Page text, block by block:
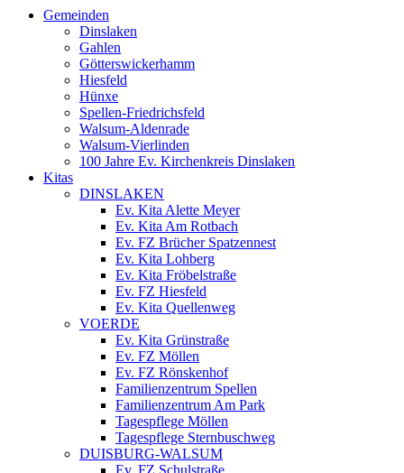
Gemeinden
Dinslaken
Gahlen
Götterswickerhamm
Hiesfeld
Hünxe
Spellen-Friedrichsfeld
Walsum-Aldenrade
Walsum-Vierlinden
100 Jahre Ev. Kirchenkreis Dinslaken
Kitas
DINSLAKEN
Ev. Kita Alette Meyer
Ev. Kita Am Rotbach
Ev. FZ Brücher Spatzennest
Ev. Kita Lohberg
Ev. Kita Fröbelstraße
Ev. FZ Hiesfeld
Ev. Kita Quellenweg
VOERDE
Ev. Kita Grünstraße
Ev. FZ Möllen
Ev. FZ Rönskenhof
Familienzentrum Spellen
Familienzentrum Am Park
Tagespflege Möllen
Tagespflege Sternbuschweg
DUISBURG-WALSUM
Ev. FZ Schulstraße